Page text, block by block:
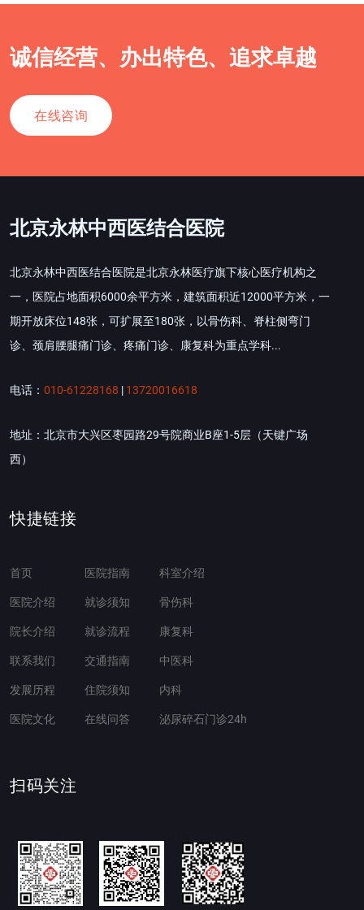
诚信经营、办出特色、追求卓越
在线咨询
北京永林中西医结合医院
北京永林中西医结合医院是北京永林医疗旗下核心医疗机构之
一，医院占地面积6000余平方米，建筑面积近12000平方米，一
期开放床位148张，可扩展至180张，以骨伤科、脊柱侧弯门
诊、颈肩腰腿痛门诊、疼痛门诊、康复科为重点学科...
电话： 010-61228168 | 13720016618
地址：北京市大兴区枣园路29号院商业B座1-5层（天键广场
西）
快捷链接
首页
医院介绍
院长介绍
联系我们
发展历程
医院文化
医院指南
就诊须知
就诊流程
交通指南
住院须知
在线问答
科室介绍
骨伤科
康复科
中医科
内科
泌尿碎石门诊24h
扫码关注